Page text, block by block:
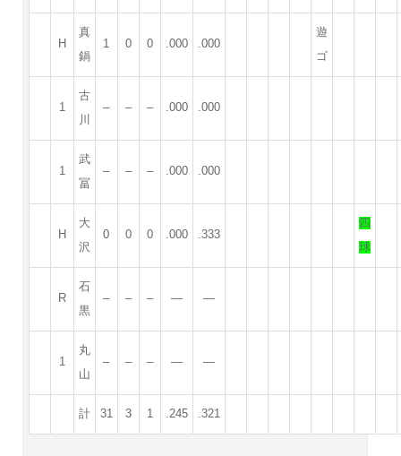
H
真
鍋
1 0 0 .000 .000
遊
ゴ
1
古
川
– – – .000 .000
1
武
冨
– – – .000 .000
H
大
沢
0 0 0 .000 .333
四
球
R
石
黒
– – – — —
1
丸
山
– – – — —
計 31 3 1 .245 .321